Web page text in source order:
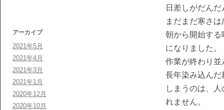
日差しがだん
まだまだ寒さ
朝から開始す
になりました。
作業が終わり
長年染み込ん
しまうのは、
れません。
アーカイブ
2021年5月
2021年4月
2021年3月
2021年1月
2020年12月
2020年10月